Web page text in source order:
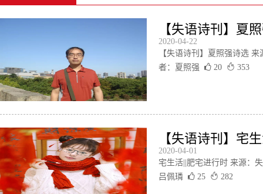
【失语诗刊】夏
2020-04-22
【失语诗刊】夏照强诗选
者：夏照强
20 353
【失语诗刊】宅
2020-04-01
宅生活||肥宅进行时 来源：
吕佩璘
25 282